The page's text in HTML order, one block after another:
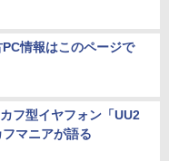
情報はこのページで
フ型イヤフォン「UU2
マニアが語る